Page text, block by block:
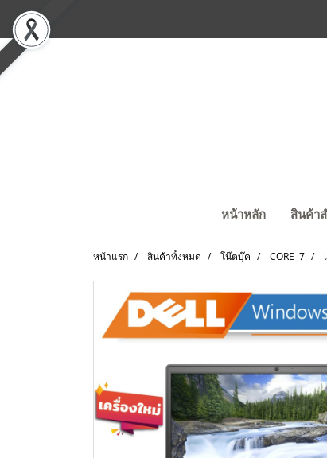
หน้าหลัก สินค้า
หน้าแรก สินค้าทั้งหมด โน๊ตบุ๊ค CORE i7